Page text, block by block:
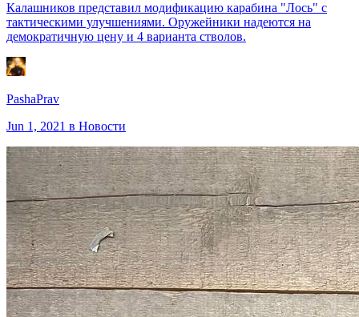
Калашников представил модификацию карабина "Лось" с
тактическими улучшениями. Оружейники надеются на
демократичную цену и 4 варианта стволов.
PashaPrav
Jun 1, 2021 в Новости